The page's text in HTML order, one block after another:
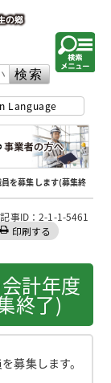
Language
の方へ
を募集します(募集終
事ID：2-1-1-5461
印刷する
計年度
終了)
募集します。